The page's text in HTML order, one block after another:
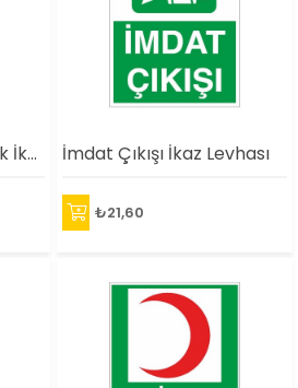
Yangın Çıkışı Aşağı Ok İkaz Levhası İmdat Çıkışı İkaz Levhası
₺21,60